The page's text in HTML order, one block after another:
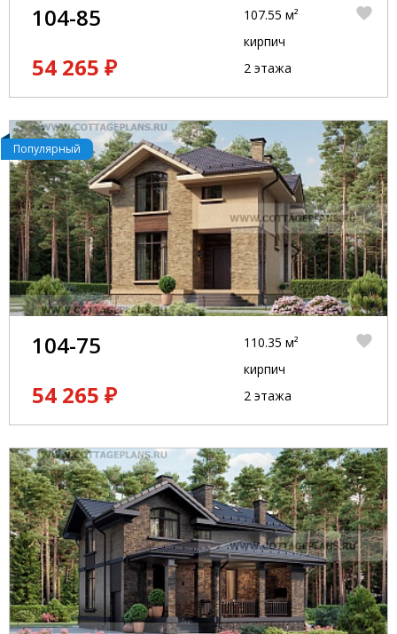
104-85
54 265 ₽
107.55 м²
кирпич
2 этажа
Популярный
104-75
54 265 ₽
110.35 м²
кирпич
2 этажа